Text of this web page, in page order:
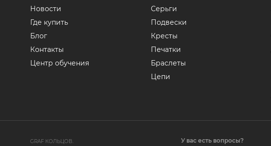
Новости
Где купить
Блог
Контакты
Центр обучения
Серьги
Подвески
Кресты
Печатки
Браслеты
Цепи
GRAF КОЛЬЦОВ. У вас есть вопросы?